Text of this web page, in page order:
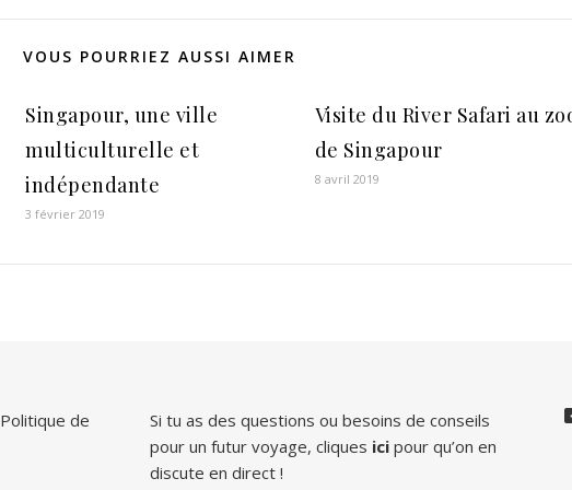
VOUS POURRIEZ AUSSI AIMER
Singapour, une ville
multiculturelle et
indépendante
3 février 2019
Visite du River Safari au
de Singapour
8 avril 2019
Politique de
Si tu as des questions ou besoins de conseils
pour un futur voyage, cliques ici pour qu’on en
discute en direct !